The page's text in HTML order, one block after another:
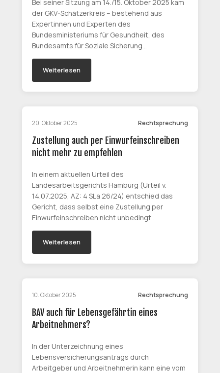
Bei seiner Sitzung am 14./15. Oktober 2025 kam
der GKV-Schätzerkreis – bestehend aus
Expertinnen und Experten des
Bundesministeriums für Gesundheit, des
Bundesamts für Soziale Sicherung…
Weiterlesen
20. Oktober 2025 Rechtsprechung
Zustellung auch per Einwurfeinschreiben
nicht mehr zu empfehlen
In einem aktuellen Urteil des
Landesarbeitsgerichts Hamburg (Urteil v.
14.07.2025, AZ: 4 SLa 26/24) entschied das
Gericht, dass selbst eine Zustellung per
Einwurfeinschreiben nicht unbedingt…
Weiterlesen
10. Oktober 2025 Rechtsprechung
BAV auch für Lebensgefährtin eines
Arbeitnehmers?
In der Unterzeichnung eines
Lebensversicherungsantrags durch
Arbeitgeber und Arbeitnehmerin kann eine vom